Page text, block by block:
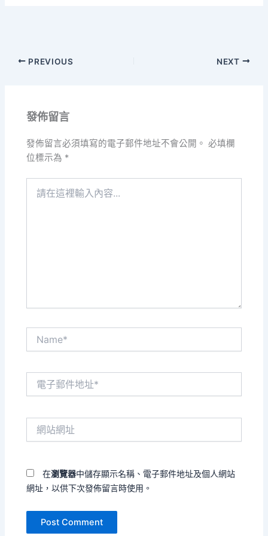
PREVIOUS NEXT
發佈留言
發佈留言必須填寫的電子郵件地址不會公開。 必填欄
位標示為 *
在瀏覽器中儲存顯示名稱、電子郵件地址及個人網站
網址，以供下次發佈留言時使用。